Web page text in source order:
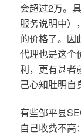
会超过2万。
服务说明中）
的价格了。因
代理也是这个
利，更有甚者
己心知肚明自
有些邹平县
自己收费不高